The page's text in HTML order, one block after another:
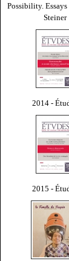
Possibility. Essays
Steiner
2014 -
2015 -